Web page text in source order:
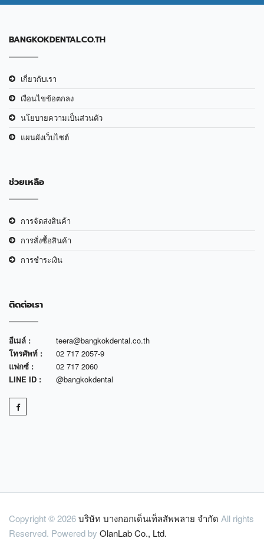
BANGKOKDENTAL.CO.TH
เกี่ยวกับเรา
เงือนไขข้อตกลง
นโยบายความเป็นส่วนตัว
แผนผังเว็บไซต์
ช่วยเหลือ
การจัดส่งสินค้า
การสั่งซื้อสินค้า
การชำระเงิน
ติดต่อเรา
อีเมล์ :
teera@bangkokdental.co.th
โทรศัพท์ :
02 717 2057-9
แฟกซ์ :
02 717 2060
LINE ID :
@bangkokdental
Copyright © 2026บริษัท บางกอกเด็นเท็ลสัพพลาย จำกัด All rights
Reserved. Powered by OlanLab Co., Ltd.